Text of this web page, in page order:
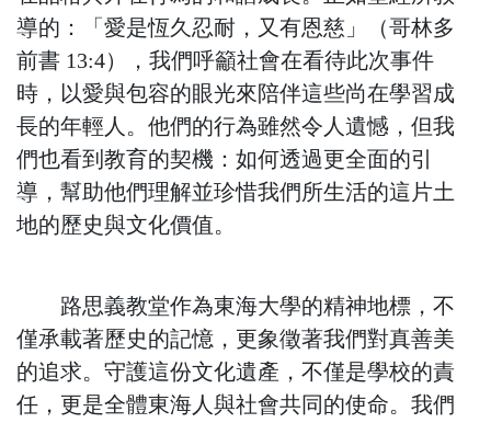
導的：「愛是恆久忍耐，又有恩慈」（哥林多
前書 13:4），我們呼籲社會在看待此次事件
時，以愛與包容的眼光來陪伴這些尚在學習成
長的年輕人。他們的行為雖然令人遺憾，但我
們也看到教育的契機：如何透過更全面的引
導，幫助他們理解並珍惜我們所生活的這片土
地的歷史與文化價值。
路思義教堂作為東海大學的精神地標，不
僅承載著歷史的記憶，更象徵著我們對真善美
的追求。守護這份文化遺產，不僅是學校的責
任，更是全體東海人與社會共同的使命。我們